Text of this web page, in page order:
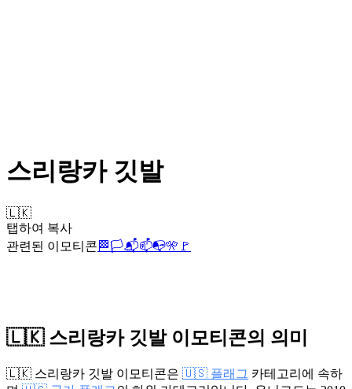
스리랑카 깃발
🇱🇰
탭하여 복사
관련된 이모티콘 🏁🏳️📬📫📭🎌 🚩
🇱🇰 스리랑카 깃발 이모티콘의 의미
🇱🇰 스리랑카 깃발 이모티콘은 🇺🇸 플래그 카테고리에 속하